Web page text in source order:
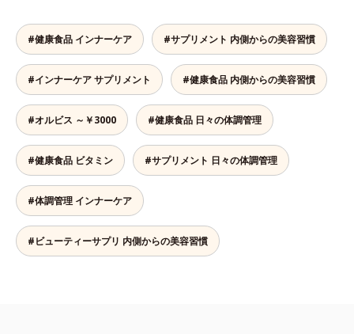
#健康食品 インナーケア #サプリメント 内側からの美容習慣
#インナーケア サプリメント #健康食品 内側からの美容習慣
#オルビス ～￥3000 #健康食品 日々の体調管理
#健康食品 ビタミン #サプリメント 日々の体調管理
#体調管理 インナーケア
#ビューティーサプリ 内側からの美容習慣